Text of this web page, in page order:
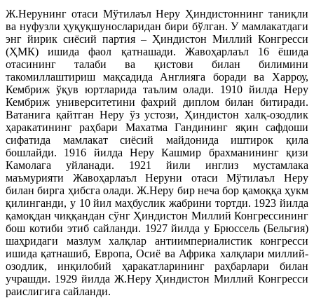
Ж.Нерунинг отаси Мўтилаъл Неру Ҳиндистоннинг таниқли
ва нуфузли ҳуқуқшуносларидан бири бўлган. У мамлакатдаги
энг йирик сиёсий партия – Ҳиндистон Миллий Конгресси
(ҲМК) ишида фаол қатнашади. Жавоҳарлаъл 16 ёшида
отасининг талаби ва қистови билан билимини
такомиллаштириш мақсадида Англияга боради ва Харроу,
Кембриж ўқув юртларида таълим олади. 1910 йилда Неру
Кембриж университетини фахрий диплом билан битиради.
Ватанига қайтган Неру ўз устози, Ҳиндистон халқ-озодлик
ҳаракатининг раҳбари Махатма Гандининг яқин сафдоши
сифатида мамлакат сиёсий майдонида иштирок қила
бошлайди. 1916 йилда Неру Кашмир брахманининг қизи
Камолага уйланади. 1921 йили инглиз мустамлака
маъмурияти Жавоҳарлаъл Неруни отаси Мўтилаъл Неру
билан бирга ҳибсга олади. Ж.Неру бир неча бор қамоққа ҳукм
қилинганди, у 10 йил маҳбуслик жабрини тортди. 1923 йилда
қамоқдан чиққандан сўнг Ҳиндистон Миллий Конгрессининг
бош котиби этиб сайланди. 1927 йилда у Брюссель (Бельгия)
шаҳридаги мазлум халқлар антиимпериалистик конгресси
ишида қатнашиб, Европа, Осиё ва Африка халқлари миллий-
озодлик, инқилобий ҳаракатларининг раҳбарлари билан
учрашди. 1929 йилда Ж.Неру Ҳиндистон Миллий Конгресси
раислигига сайланди.